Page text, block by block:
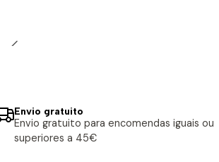
Envio gratuito
Envio gratuito para encomendas iguais ou
superiores a 45€